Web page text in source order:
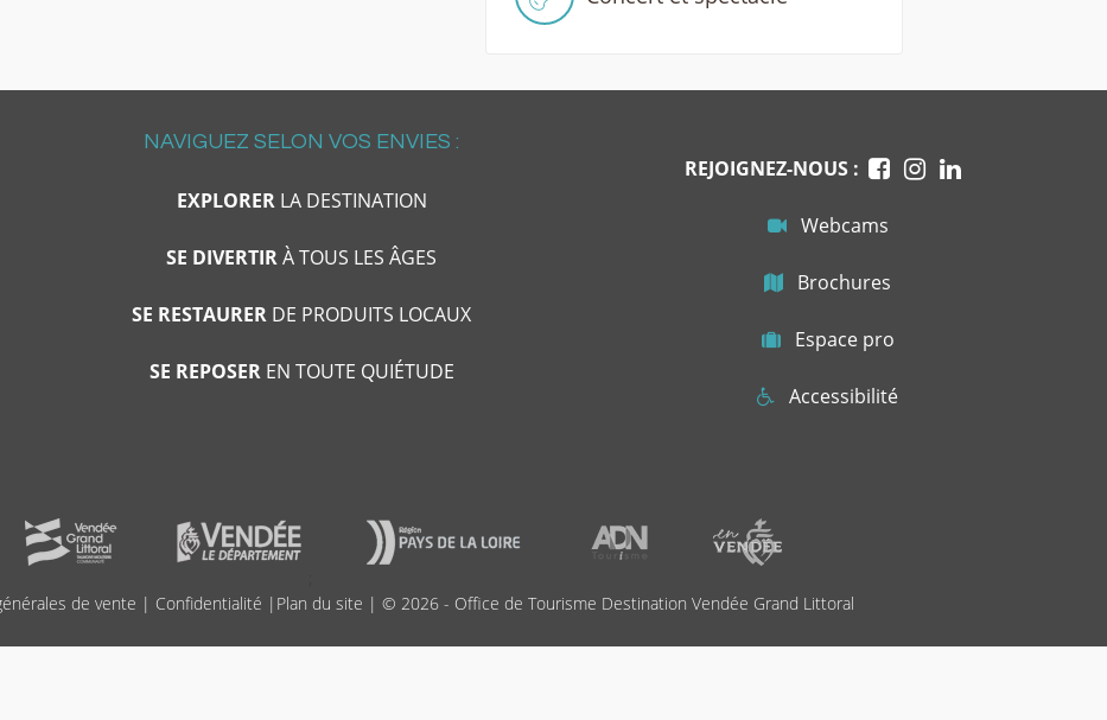
NAVIGUEZ SELON VOS ENVIES :
EXPLORERLA DESTINATION
SE DIVERTIRÀ TOUS LES ÂGES
SE RESTAURER DE PRODUITS LOCAUX
SE REPOSEREN TOUTE QUIÉTUDE
REJOIGNEZ-NOUS :
Webcams
Brochures
Espace pro
Accessibilité
de vente | Confidentialité | Plan du site | © 2026 - Office de Tourisme Destination Vendée Grand Littoral